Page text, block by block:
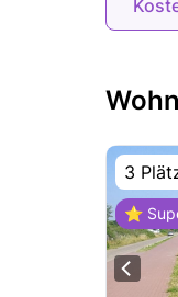
3
⭐